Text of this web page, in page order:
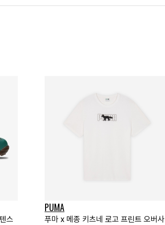
스
PUMA
푸마 x 메종 키츠네 로고 프린트 오버사